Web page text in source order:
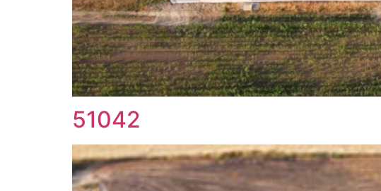
51042